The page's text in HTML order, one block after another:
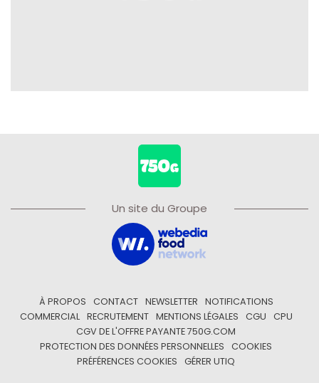
Un site du Groupe
À PROPOS CONTACT NEWSLETTER
NOTIFICATIONS
COMMERCIAL
RECRUTEMENT MENTIONS LÉGALES CGU
CPU
CGV DE L'OFFRE PAYANTE 750G.COM
PROTECTION DES DONNÉES PERSONNELLES
COOKIES
PRÉFÉRENCES COOKIES
GÉRER UTIQ